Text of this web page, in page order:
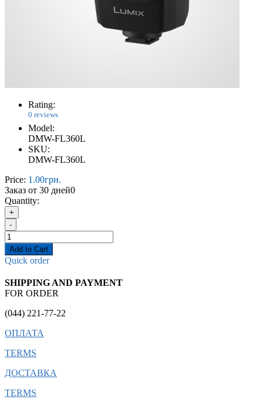
Rating:
0 reviews
Model:
DMW-FL360L
SKU:
DMW-FL360L
Price: 1.00грн.
Заказ от 30 дней0
Quantity:
+
-
Add to Cart
Quick order
SHIPPING AND PAYMENT
FOR ORDER
(044) 221-77-22
ОПЛАТА
TERMS
ДОСТАВКА
TERMS